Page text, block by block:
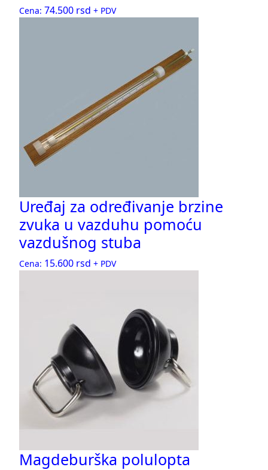
Cena: 74.500 rsd + PDV
Uređaj za određivanje brzine
zvuka u vazduhu pomoću
vazdušnog stuba
Cena: 15.600 rsd + PDV
Magdeburška polulopta